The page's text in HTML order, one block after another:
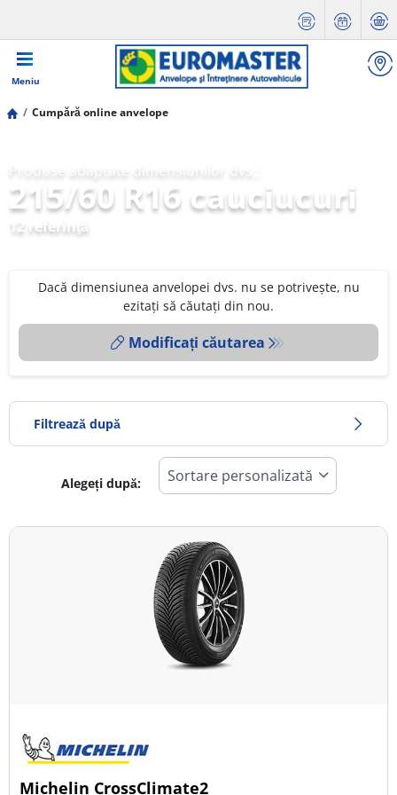
Meniu
Cumpără online anvelope
215/60 R16 cauciucuri
12 referinţă
Dacă dimensiunea anvelopei dvs. nu se potrivește, nu
ezitați să căutați din nou.
Modificați căutarea
Filtrează după
Toate tipurile (12)
Tip autovehicul
Toate tipurile (12)
Alegeți după:
Michelin CrossClimate2